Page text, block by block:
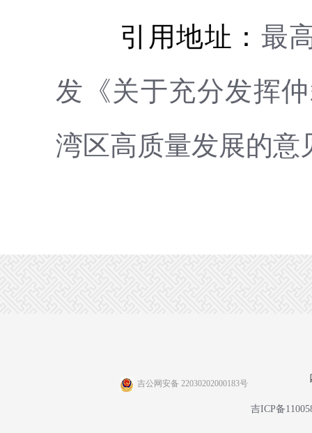
引用地址： 最
发《关于充分发挥
湾区高质量发展的意
吉公网安备 22030202000183号
吉ICP备